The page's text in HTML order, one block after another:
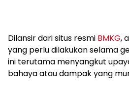
Dilansir dari situs resmi BMKG,
yang perlu dilakukan selama
ini terutama menyangkut
bahaya atau dampak yang